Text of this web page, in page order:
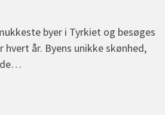
byer i Tyrkiet og besøges
år. Byens unikke skønhed,
de…